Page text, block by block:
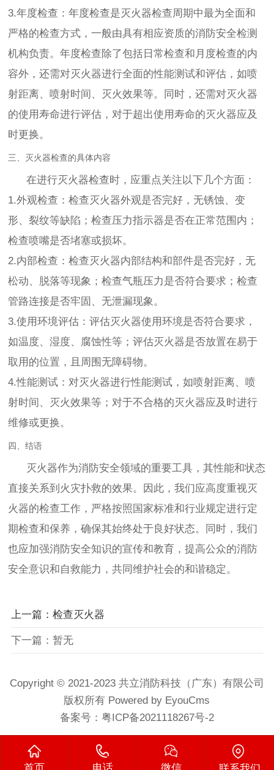
3.年度检查：年度检查是灭火器检查周期中最为全面和
严格的检查方式，一般由具有相应资质的消防安全检测
机构负责。年度检查除了包括日常检查和月度检查的内
容外，还需对灭火器进行全面的性能测试和评估，如喷
射距离、喷射时间、灭火效果等。同时，还需对灭火器
的使用寿命进行评估，对于超出使用寿命的灭火器应及
时更换。
三、灭火器检查的具体内容
在进行灭火器检查时，应重点关注以下几个方面：
1.外观检查：检查灭火器外观是否完好，无锈蚀、变
形、裂纹等缺陷；检查压力指示器是否在正常范围内；
检查喷嘴是否堵塞或损坏。
2.内部检查：检查灭火器内部结构和部件是否完好，无
松动、脱落等现象；检查气瓶压力是否符合要求；检查
管路连接是否牢固、无泄漏现象。
3.使用环境评估：评估灭火器使用环境是否符合要求，
如温度、湿度、腐蚀性等；评估灭火器是否放置在易于
取用的位置，且周围无障碍物。
4.性能测试：对灭火器进行性能测试，如喷射距离、喷
射时间、灭火效果等；对于不合格的灭火器应及时进行
维修或更换。
四、结语
灭火器作为消防安全领域的重要工具，其性能和状态
直接关系到火灾扑救的效果。因此，我们应高度重视灭
火器的检查工作，严格按照国家标准和行业规定进行定
期检查和保养，确保其始终处于良好状态。同时，我们
也应加强消防安全知识的宣传和教育，提高公众的消防
安全意识和自救能力，共同维护社会的和谐稳定。
上一篇：检查灭火器
下一篇：暂无
Copyright © 2021-2023 共立消防科技（广东）有限公司
版权所有 Powered by EyouCms
备案号： 粤ICP备2021118267号-2